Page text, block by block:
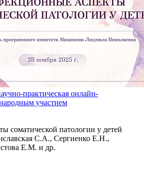
практическая онлайн-
участием
соматической патологии у детей
С.А., Сергиенко Е.Н.,
Е.М. и др.